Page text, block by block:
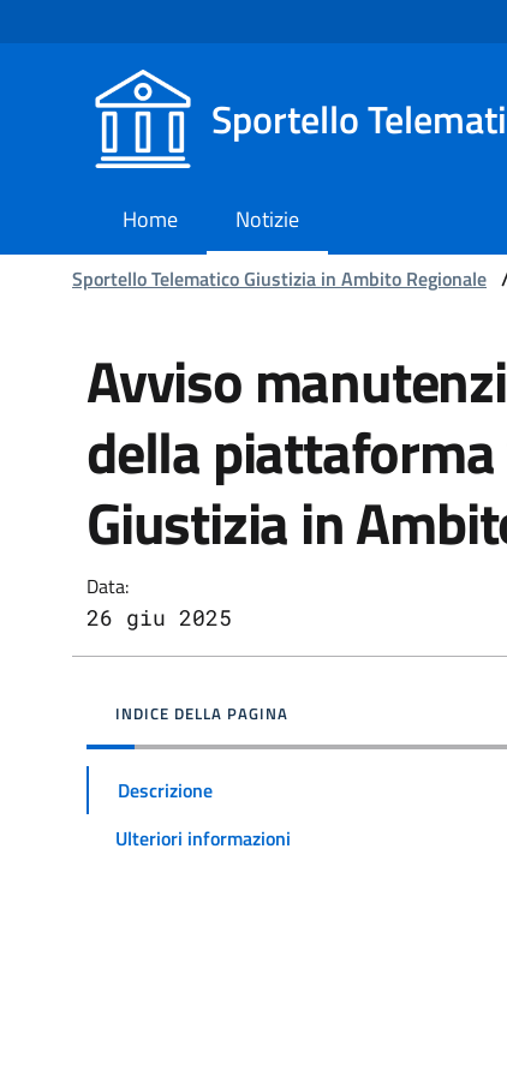
Navigazione
Sportello
Home
Notizie
Ti trovi in:
Sportello Telematico Giustizia in Ambito Regionale
Avviso
Avviso
della
Giustizia in
Data:
26 giu 2025
INDICE DELLA PAGINA
Descrizione
Ulteriori informazioni